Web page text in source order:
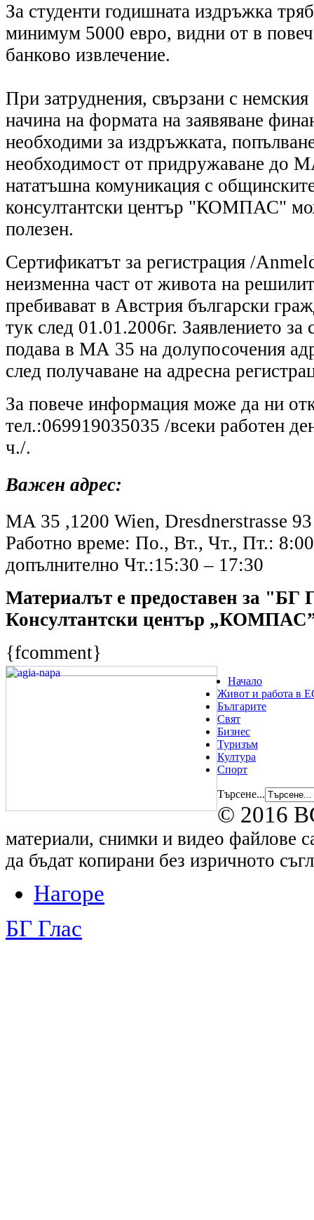
За студенти годишната издръжка
минимум 5000 евро, видни от в
банково извлечение.
При затруднения, свързани с
начина на формата на заявяване
необходими за издръжката,
необходимост от придружаване до
нататъшна комуникация с
консултантски център "КОМПАС"
полезен.
Сертификатът за регистрация /
неизменна част от живота на
пребивават в Австрия български
тук след 01.01.2006г. Заявлението за
подава в МА 35 на долупосочения
след получаване на адресна
За повече информация може да ни
тел.:069919035035 /всеки работен
ч./.
Важен адрес:
MA 35 ,1200 Wien, Dresdnerstrasse 93
Работно време: По., Вт., Чт., Пт.:
допълнително Чт.:15:30 – 17:30
Материалът е предоставен за "БГ
Консултантски център
{fcomment}
Начало
Живот и работа в
Българите
Свят
Бизнес
Туризъм
Култура
Спорт
Търсене...
© 2016
материали, снимки и видео файлове
да бъдат копирани без изричното
Нагоре
БГ Глас